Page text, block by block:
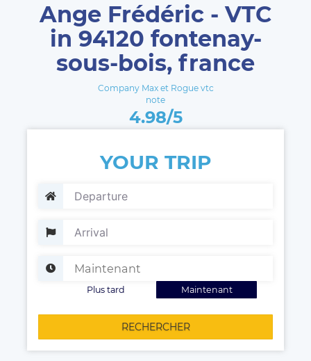
Ange Frédéric - VTC
in 94120 fontenay-
sous-bois, france
Company Max et Rogue vtc
note
4.98/5
YOUR TRIP
Maintenant
Plus tard
RECHERCHER